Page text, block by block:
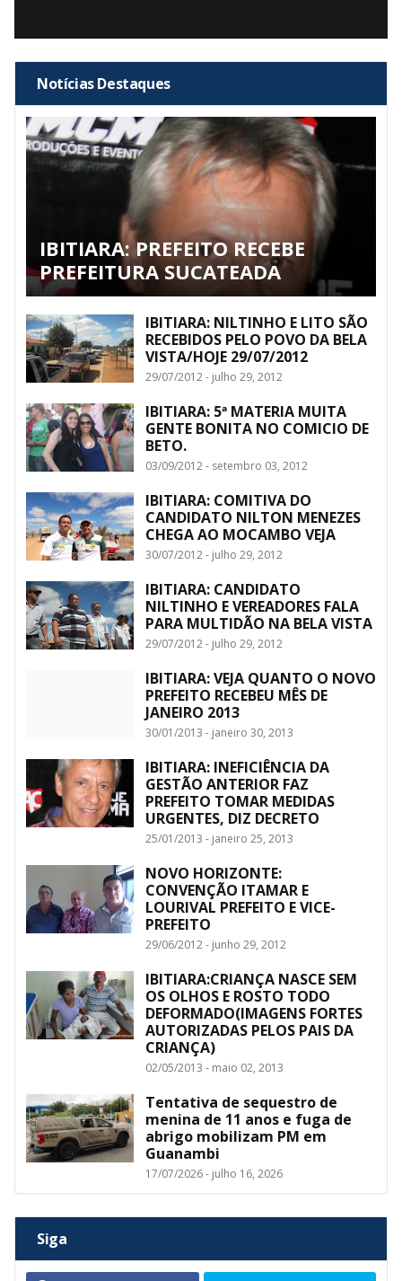
Notícias Destaques
IBITIARA: PREFEITO RECEBE
PREFEITURA SUCATEADA
IBITIARA: NILTINHO E LITO SÃO
RECEBIDOS PELO POVO DA BELA
VISTA/HOJE 29/07/2012
29/07/2012 - julho 29, 2012
IBITIARA: 5ª MATERIA MUITA
GENTE BONITA NO COMICIO DE
BETO.
03/09/2012 - setembro 03, 2012
IBITIARA: COMITIVA DO
CANDIDATO NILTON MENEZES
CHEGA AO MOCAMBO VEJA
30/07/2012 - julho 29, 2012
IBITIARA: CANDIDATO
NILTINHO E VEREADORES FALA
PARA MULTIDÃO NA BELA VISTA
29/07/2012 - julho 29, 2012
IBITIARA: VEJA QUANTO O NOVO
PREFEITO RECEBEU MÊS DE
JANEIRO 2013
30/01/2013 - janeiro 30, 2013
IBITIARA: INEFICIÊNCIA DA
GESTÃO ANTERIOR FAZ
PREFEITO TOMAR MEDIDAS
URGENTES, DIZ DECRETO
25/01/2013 - janeiro 25, 2013
NOVO HORIZONTE:
CONVENÇÃO ITAMAR E
LOURIVAL PREFEITO E VICE-
PREFEITO
29/06/2012 - junho 29, 2012
IBITIARA:CRIANÇA NASCE SEM
OS OLHOS E ROSTO TODO
DEFORMADO(IMAGENS FORTES
AUTORIZADAS PELOS PAIS DA
CRIANÇA)
02/05/2013 - maio 02, 2013
Tentativa de sequestro de
menina de 11 anos e fuga de
abrigo mobilizam PM em
Guanambi
17/07/2026 - julho 16, 2026
Siga